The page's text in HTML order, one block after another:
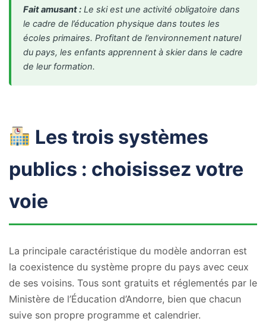
Fait amusant : Le ski est une activité obligatoire dans
le cadre de l’éducation physique dans toutes les
écoles primaires. Profitant de l’environnement naturel
du pays, les enfants apprennent à skier dans le cadre
de leur formation.
Les trois systèmes
publics : choisissez votre
voie
La principale caractéristique du modèle andorran est
la coexistence du système propre du pays avec ceux
de ses voisins. Tous sont gratuits et réglementés par le
Ministère de l’Éducation d’Andorre, bien que chacun
suive son propre programme et calendrier.